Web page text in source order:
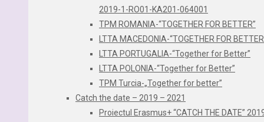
2019-1-RO01-KA201-064001
TPM ROMANIA-“TOGETHER FOR BETTER”
LTTA MACEDONIA-“TOGETHER FOR
LTTA PORTUGALIA-“Together for Better”
LTTA POLONIA-“Together for Better”
TPM Turcia-„Together for better”
Catch the date – 2019 – 2021
Proiectul Erasmus+ “CATCH THE DATE”